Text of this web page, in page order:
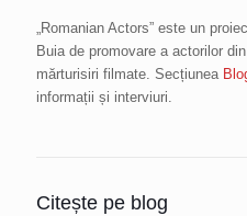
„Romanian Actors” este un
Buia de promovare a actorilor
mărturisiri filmate. Secțiunea
informații și interviuri.
Citește pe blog